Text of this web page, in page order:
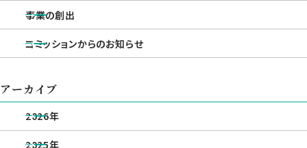
事業の創出
コミッションからのお知らせ
アーカイブ
2026年
2025年